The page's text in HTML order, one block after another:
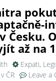
Česku.
až na
Expati,
ČR Leave a